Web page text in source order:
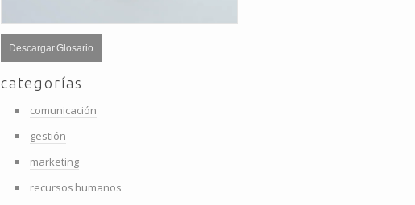
Descargar Glosario
categorías
comunicación
gestión
marketing
recursos humanos